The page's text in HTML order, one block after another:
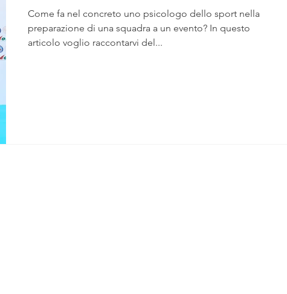
Come fa nel concreto uno psicologo dello sport nella
preparazione di una squadra a un evento? In questo
articolo voglio raccontarvi del...